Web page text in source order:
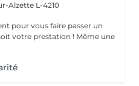
Alzette L-4210
pour vous faire passer un
votre prestation ! Même une